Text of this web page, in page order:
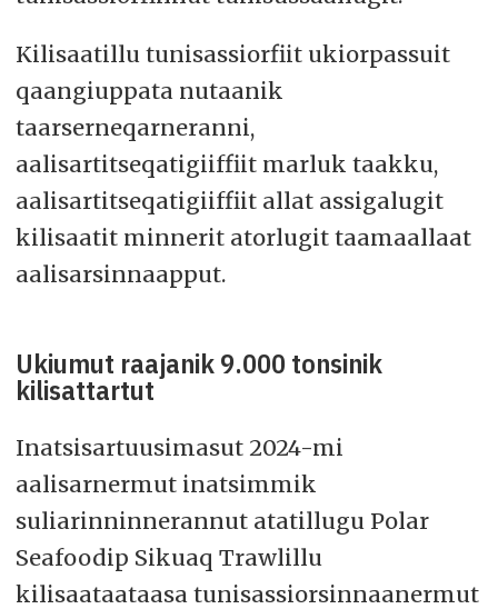
Kilisaatillu tunisassiorfiit ukiorpassuit
qaangiuppata nutaanik
taarserneqarneranni,
aalisartitseqatigiiffiit marluk taakku,
aalisartitseqatigiiffiit allat assigalugit
kilisaatit minnerit atorlugit taamaallaat
aalisarsinnaapput.
Ukiumut raajanik 9.000 tonsinik
kilisattartut
Inatsisartuusimasut 2024-mi
aalisarnermut inatsimmik
suliarinninnerannut atatillugu Polar
Seafoodip Sikuaq Trawlillu
kilisaataataasa tunisassiorsinnaanermut